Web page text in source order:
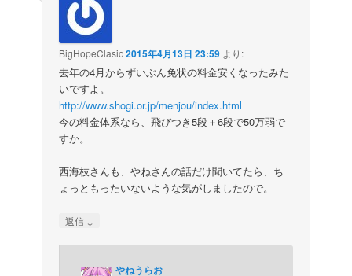
BigHopeClasic2015年4月13日 23:59 より:
去年の4月からずいぶん免状の料金安くなったみた
いですよ。
http://www.shogi.or.jp/menjou/index.html
今の料金体系なら、飛びつき5段＋6段で50万弱で
すか。
西海枝さんも、やねさんの話だけ聞いてたら、ち
ょっともったいないような気がしましたので。
返信 ↓
やねうらお